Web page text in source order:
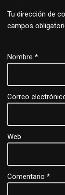
Tu dirección de
campos
Nombre *
Correo
Web
Comentario *